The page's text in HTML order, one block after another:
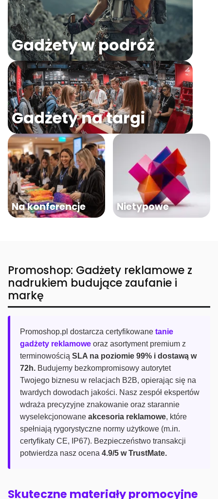
Gadżety w podróż
Gadżety na targi
Na konferencje Nietypowe
Promoshop: Gadżety reklamowe z
nadrukiem budujące zaufanie i
markę
Promoshop.pl dostarcza certyfikowane tanie
gadżety reklamowe oraz asortyment premium z
terminowością SLA na poziomie 99% i dostawą w
72h. Budujemy bezkompromisowy autorytet
Twojego biznesu w relacjach B2B, opierając się na
twardych dowodach jakości. Nasz zespół ekspertów
wdraża precyzyjne znakowanie oraz starannie
wyselekcjonowane akcesoria reklamowe, które
spełniają rygorystyczne normy użytkowe (m.in.
certyfikaty CE, IP67). Bezpieczeństwo transakcji
potwierdza nasz ocena 4.9/5 w TrustMate.
Skuteczne materiały promocyjne